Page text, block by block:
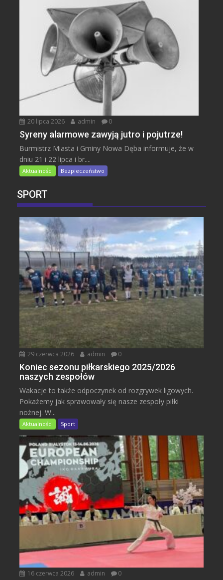
20 lipca 2026 admin 0
Syreny alarmowe zawyją jutro i pojutrze!
Burmistrz Miasta i Gminy Nowa Dęba informuje, że w
dniu 21 i 22 lipca i br....
Aktualności Bezpieczeństwo
SPORT
29 czerwca 2026 admin 0
Koniec sezonu piłkarskiego 2025/2026
naszych zespołów
Wakacje to także odpoczynek od rozgrywek ligowych.
Pokażemy jak sprawowały się nasze zespoły piłki
nożnej. W...
Aktualności Sport
16 czerwca 2026 admin 0